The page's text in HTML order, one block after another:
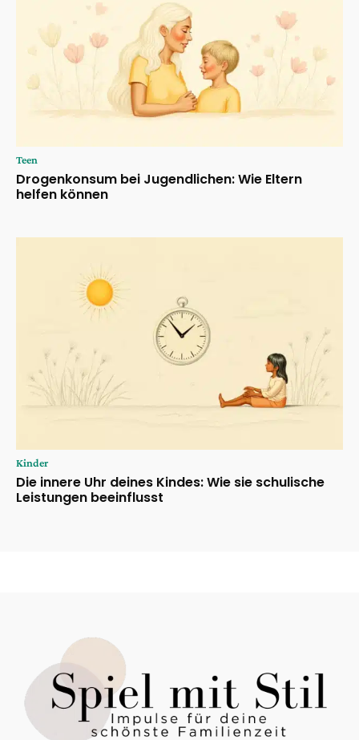
Teen
Drogenkonsum bei Jugendlichen: Wie Eltern
helfen können
Kinder
Die innere Uhr deines Kindes: Wie sie schulische
Leistungen beeinflusst